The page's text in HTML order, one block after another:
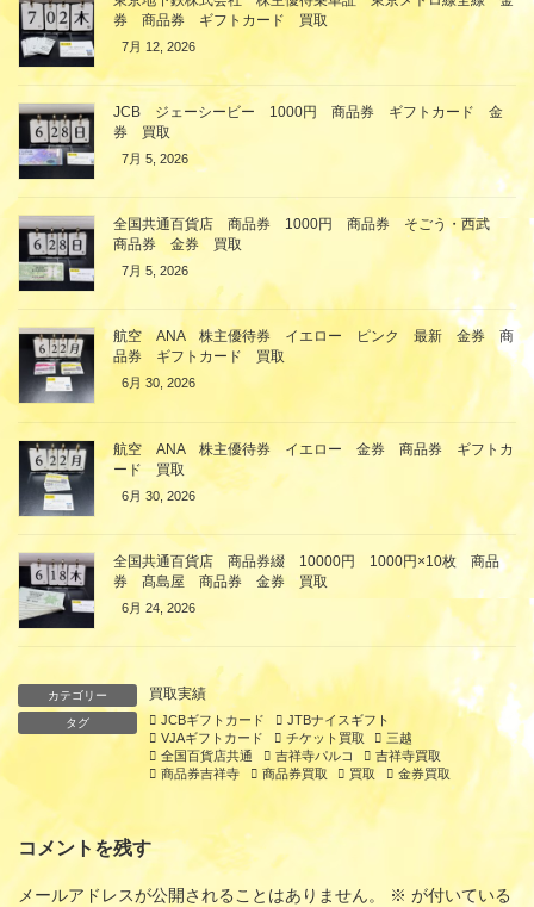
券 商品券 ギフトカード 買取
7月 12, 2026
JCB ジェーシービー 1000円 商品券 ギフトカード 金
券 買取
7月 5, 2026
全国共通百貨店 商品券 1000円 商品券 そごう・西武
商品券 金券 買取
7月 5, 2026
航空 ANA 株主優待券 イエロー ピンク 最新 金券 商
品券 ギフトカード 買取
6月 30, 2026
航空 ANA 株主優待券 イエロー 金券 商品券 ギフトカ
ード 買取
6月 30, 2026
全国共通百貨店 商品券綴 10000円 1000円×10枚 商品
券 髙島屋 商品券 金券 買取
6月 24, 2026
カテゴリー 買取実績
タグ JCBギフトカード
JTBナイスギフト
VJAギフトカード
チケット買取
三越
全国百貨店共通
吉祥寺パルコ
吉祥寺買取
商品券吉祥寺
商品券買取 買取 金券買取
コメントを残す
メールアドレスが公開されることはありません。 ※ が付いている